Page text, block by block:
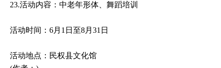
23.活动内容：中老年形体、舞蹈培训
活动时间：6月1日至8月31日
活动地点：民权县文化馆